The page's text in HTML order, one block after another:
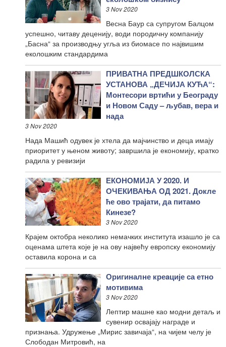
3 Nov 2020
Весна Баур са супругом Балцом
успешно, читаву деценију, води породичну компанију
„Басна“ за производњу угља из биомасе по највишим
еколошким стандардима
ПРИВАТНА ПРЕДШКОЛСКА
УСТАНОВА „ДЕЧИЈА КУЋА“:
Монтесори вртићи у Београду
и Новом Саду – љубав, вера и
нада
3 Nov 2020
Нада Машић одувек је хтела да мајчинство и деца имају
приоритет у њеном животу; завршила је економију, кратко
радила у ревизији
ЕКОНОМИЈА У 2020. И
ОЧЕКИВАЊА ОД 2021. Докле
ће ово трајати, да питамо
Кинезе?
3 Nov 2020
Крајем октобра неколико немачких института изашло је са
оценама штета које је на ову највећу европску економију
оставила корона и са
Оригиналне креaције са етно
мотивима
3 Nov 2020
Лептир машне као модни детаљ и
сувенир освајају награде и
признања. Удружење „Мирис завичаја“, на чијем челу је
Слободан Митровић, на